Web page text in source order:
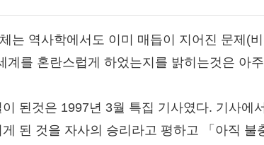
는 역사학에서도 이미 매듭이 지어진 문제(
계를 혼란스럽게 하었는지를 밝히는것은 아
된것은 1997년 3월 특집 기사였다. 기사에
된 것을 자사의 승리라고 평하고 「아직 불